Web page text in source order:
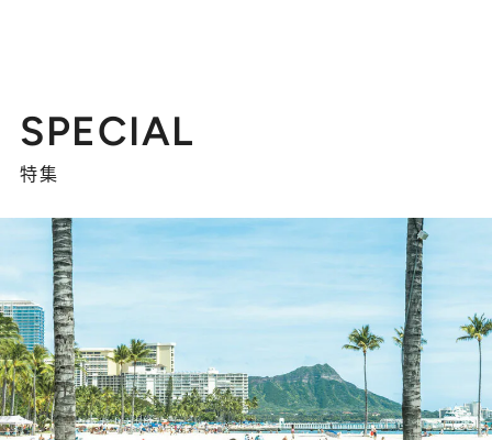
SPECIAL
特集